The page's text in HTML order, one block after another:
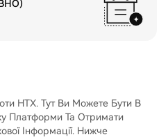
свого
пару,
Торгівля
Просто
HTX. Тут Ви Можете Бути В
Платформи Та Отримати
Інформації. Нижче